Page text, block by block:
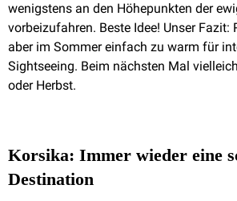
wenigstens an den Höhepunkten der
vorbeizufahren. Beste Idee! Unser Fazit:
aber im Sommer einfach zu warm für
Sightseeing. Beim nächsten Mal
oder Herbst.
Korsika: Immer wieder eine
Destination